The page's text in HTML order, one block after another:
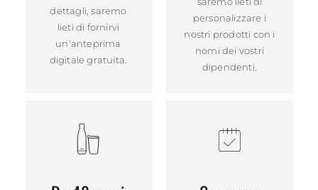
dettagli, saremo
lieti di fornirvi
un'anteprima
digitale gratuita.
personalizzare i
nostri prodotti con i
nomi dei vostri
dipendenti.